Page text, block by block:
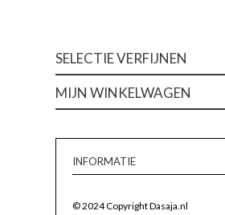
SELECTIE VERFIJNEN
MIJN WINKELWAGEN
INFORMATIE
© 2024 Copyright Dasaja.nl